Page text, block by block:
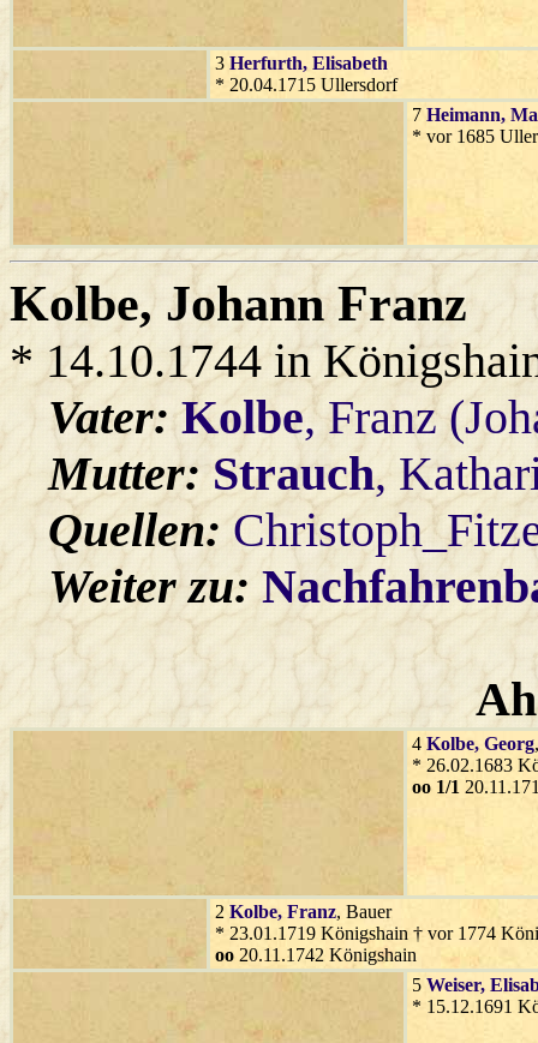
3 Herfurth, Elisabeth
* 20.04.1715 Ullersdorf
7 Heimann,
* vor 1685
Kolbe, Johann Franz
* 14.10.1744 in
Vater:Kolbe, Franz
Mutter: Strauch,
Quellen:
Weiter zu:
4 Kolbe, Georg
* 26.02.1683
oo 1/1
2 Kolbe, Franz, Bauer
* 23.01.1719 Königshain † vor 1774
oo 20.11.1742 Königshain
5 Weiser,
* 15.12.1691